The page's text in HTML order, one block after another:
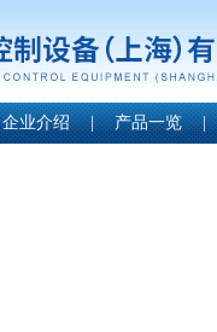
企业介绍 | 产品一览 |